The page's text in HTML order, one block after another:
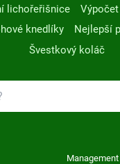
lichořeřišnice
knedlíky
Nejlepší
Švestkový koláč
Management